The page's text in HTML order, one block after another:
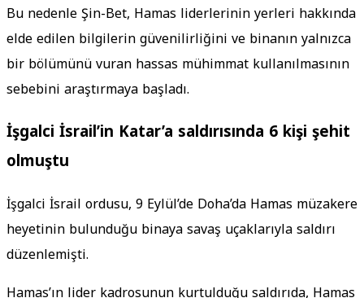
Bu nedenle Şin-Bet, Hamas liderlerinin yerleri hakkında
elde edilen bilgilerin güvenilirliğini ve binanın yalnızca
bir bölümünü vuran hassas mühimmat kullanılmasının
sebebini araştırmaya başladı.
İşgalci İsrail’in Katar’a saldırısında 6 kişi şehit
olmuştu
İşgalci İsrail ordusu, 9 Eylül’de Doha’da Hamas müzakere
heyetinin bulunduğu binaya savaş uçaklarıyla saldırı
düzenlemişti.
Hamas’ın lider kadrosunun kurtulduğu saldırıda, Hamas